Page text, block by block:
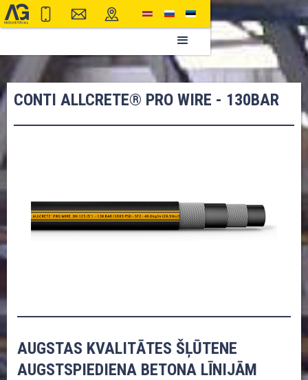
CONTI ALLCRETE® PRO WIRE - 130BAR
AUGSTAS KVALITĀTES ŠĻŪTENE
AUGSTSPIEDIENA BETONA LĪNIJĀM